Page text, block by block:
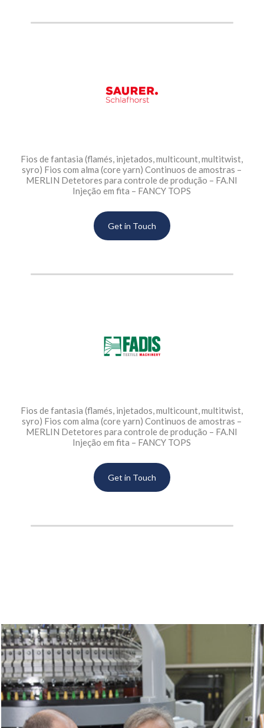
Fios de fantasia (flamés, injetados, multicount, multitwist,
syro) Fios com alma (core yarn) Continuos de amostras –
MERLIN Detetores para controle de produção – FA.NI
Injeção em fita – FANCY TOPS
Get in Touch
Fios de fantasia (flamés, injetados, multicount, multitwist,
syro) Fios com alma (core yarn) Continuos de amostras –
MERLIN Detetores para controle de produção – FA.NI
Injeção em fita – FANCY TOPS
Get in Touch